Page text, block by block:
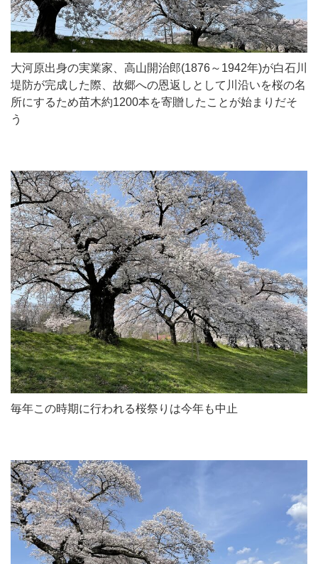
大河原出身の実業家、高山開治郎(1876～1942年)が白石川
堤防が完成した際、故郷への恩返しとして川沿いを桜の名
所にするため苗木約1200本を寄贈したことが始まりだそ
う
毎年この時期に行われる桜祭りは今年も中止